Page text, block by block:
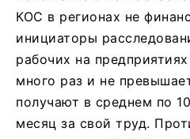
КОС в регионах не
инициаторы
рабочих на
много раз и не
получают в среднем по
месяц за свой труд.